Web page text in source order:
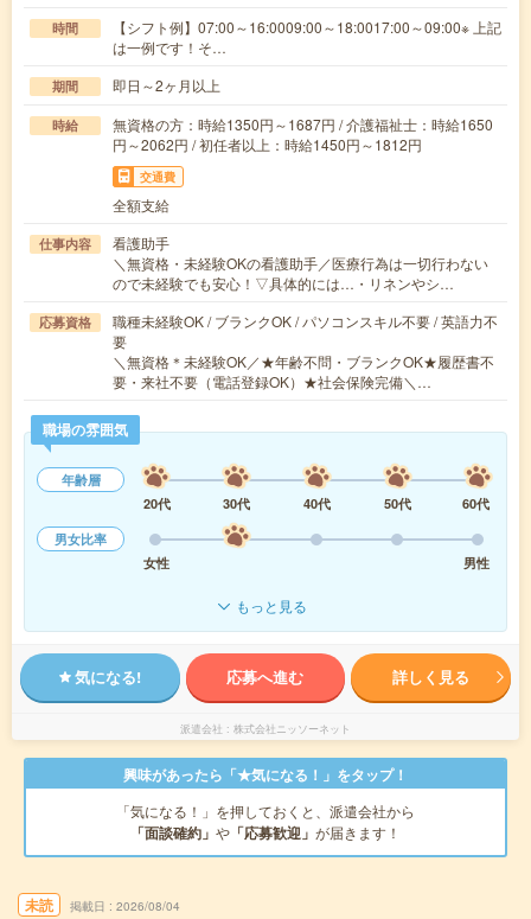
時間
【シフト例】07:00～16:0009:00～18:0017:00～09:00※ 上記
は一例です！そ…
期間 即日～2ヶ月以上
時給
無資格の方：時給1350円～1687円 / 介護福祉士：時給1650
円～2062円 / 初任者以上：時給1450円～1812円
交通費
全額支給
仕事内容
看護助手
＼無資格・未経験OKの看護助手／医療行為は一切行わない
ので未経験でも安心！▽具体的には…・リネンやシ…
応募資格
職種未経験OK / ブランクOK / パソコンスキル不要 / 英語力不
要
＼無資格＊未経験OK／★年齢不問・ブランクOK★履歴書不
要・来社不要（電話登録OK）★社会保険完備＼…
職場の雰囲気
年齢層
20代
30代 40代 50代
60代
男女比率
女性
男性
もっと見る
気になる! 応募へ進む 詳しく見る
派遣会社 株式会社ニッソーネット
興味があったら「★気になる！」をタップ！
「気になる！」を押しておくと、派遣会社から
「面談確約」 や 「応募歓迎」 が届きます！
未読 掲載日 2026/08/04